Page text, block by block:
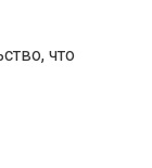
что